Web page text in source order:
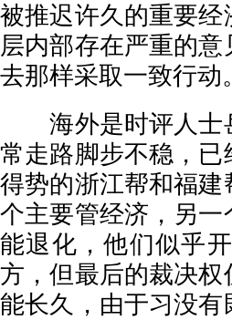
被推迟许久的重要
层内部存在严重的
去那样采取一致行动。
海外是时评人士
常走路脚步不稳，
得势的浙江帮和福
个主要管经济，另
能退化，他们似乎
方，但最后的裁决
能长久，由于习没